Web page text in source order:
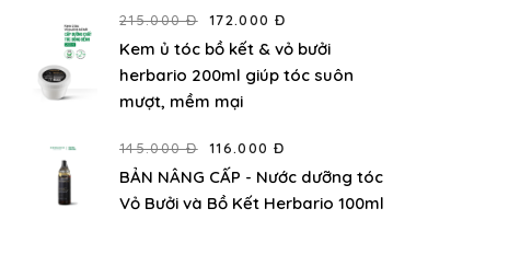
215.000 Đ 172.000 Đ
Kem ủ tóc bồ kết & vỏ bưởi
herbario 200ml giúp tóc suôn
mượt, mềm mại
145.000 Đ 116.000 Đ
BẢN NÂNG CẤP - Nước dưỡng tóc
Vỏ Bưởi và Bồ Kết Herbario 100ml